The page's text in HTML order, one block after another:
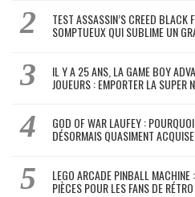
TEST ASSASSIN’S CREED BLACK
SOMPTUEUX QUI SUBLIME UN
IL Y A 25 ANS, LA GAME BOY
JOUEURS : EMPORTER LA SUPER
GOD OF WAR LAUFEY :
DÉSORMAIS QUASIMENT ACQUISE
LEGO ARCADE PINBALL
PIÈCES POUR LES FANS DE RÉTRO